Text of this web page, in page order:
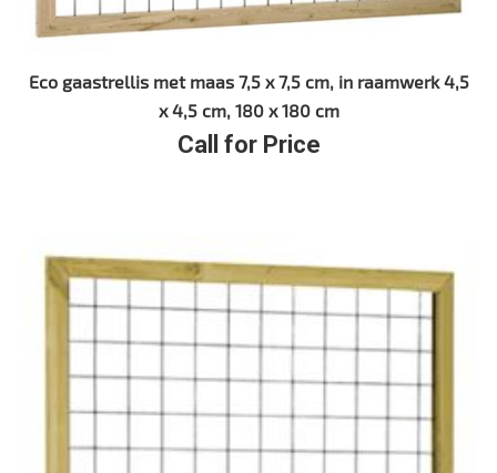
Eco gaastrellis met maas 7,5 x 7,5 cm, in raamwerk 4,5
x 4,5 cm, 180 x 180 cm
Call for Price